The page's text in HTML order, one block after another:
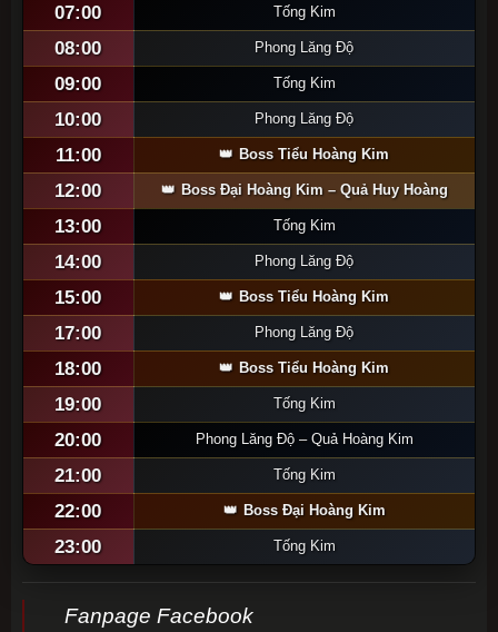
07:00 Tống Kim
08:00 Phong Lăng Độ
09:00 Tống Kim
10:00 Phong Lăng Độ
11:00 Boss Tiểu Hoàng Kim
12:00 Boss Đại Hoàng Kim – Quả Huy Hoàng
13:00 Tống Kim
14:00 Phong Lăng Độ
15:00 Boss Tiểu Hoàng Kim
17:00 Phong Lăng Độ
18:00 Boss Tiểu Hoàng Kim
19:00 Tống Kim
20:00 Phong Lăng Độ – Quả Hoàng Kim
21:00 Tống Kim
22:00 Boss Đại Hoàng Kim
23:00 Tống Kim
Fanpage Facebook